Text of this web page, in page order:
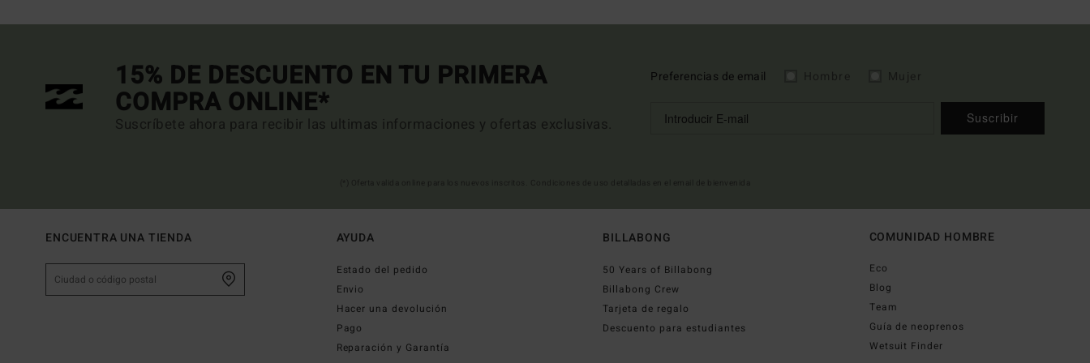
15% DE DESCUENTO EN TU PRIMERA
COMPRA ONLINE*
Suscríbete ahora para recibir las ultimas informaciones y ofertas exclusivas.
Preferencias de email
Suscribir
ENCUENTRA UNA TIENDA AYUDA
Estado del pedido
Envio
Hacer una devolución
Pago
Reparación y Garantía
BILLABONG
50 Years of Billabong
Billabong Crew
Tarjeta de regalo
Descuento para estudiantes
COMUNIDAD HOMBRE
Eco
Blog
Team
Guía de neoprenos
Wetsuit Finder